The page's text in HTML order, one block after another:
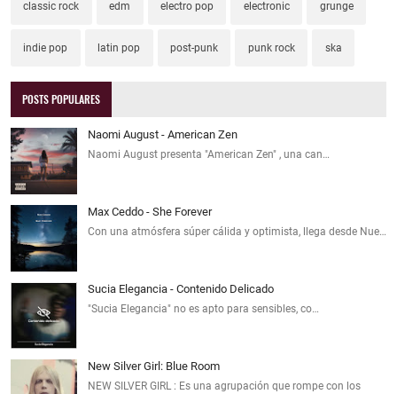
classic rock edm electro pop electronic grunge
indie pop latin pop post-punk punk rock ska
POSTS POPULARES
Naomi August - American Zen
Naomi August presenta "American Zen" , una can…
Max Ceddo - She Forever
Con una atmósfera súper cálida y optimista, llega desde Nue…
Sucia Elegancia - Contenido Delicado
"Sucia Elegancia" no es apto para sensibles, co…
New Silver Girl: Blue Room
NEW SILVER GIRL : Es una agrupación que rompe con los